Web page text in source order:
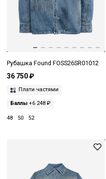
Рубашка Found FOSS26SR01012
36 750 ₽
Плати частями
Баллы +6 248 ₽
48 50 52